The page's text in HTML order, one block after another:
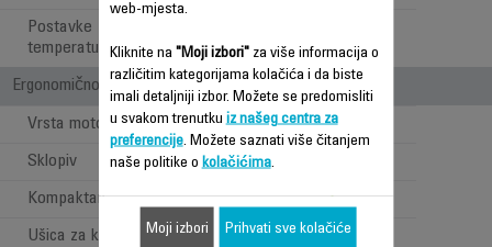
Postavke
temperature/brzine
Ergonomičnost / Udobnost pri upotrebi
Vrsta motora DC
Sklopiv
Kompaktan
Ušica za kačenje
web-mjesta.
Kliknite na "Moji izbori"za više informacija o
različitim kategorijama kolačića i da biste
imali detaljniji izbor. Možete se predomisliti
u svakom trenutku iz našeg centra za
preferencije. Možete saznati više čitanjem
naše politike o kolačićima.
Moji izbori Prihvati sve kolačiće